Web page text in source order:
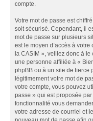
compte.
Votre mot de passe est
soit sécurisé. Cependant, il
mot de passe sur plusieurs
est le moyen d’accès à
la CASIM », veillez donc à
une personne affiliée à «
phpBB ou à un site de tierce
légitimement votre mot de
votre compte, vous pouvez
passe » qui est proposée
fonctionnalité vous
votre adresse de courriel et